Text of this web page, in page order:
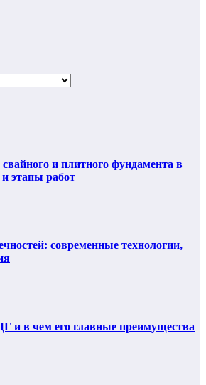
и плитного фундамента в
этапы работ
современные технологии,
и в чем его главные преимущества